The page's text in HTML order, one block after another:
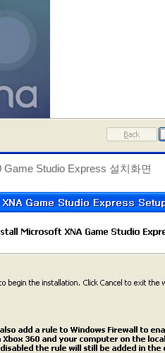
Game Studio Express 설치화면